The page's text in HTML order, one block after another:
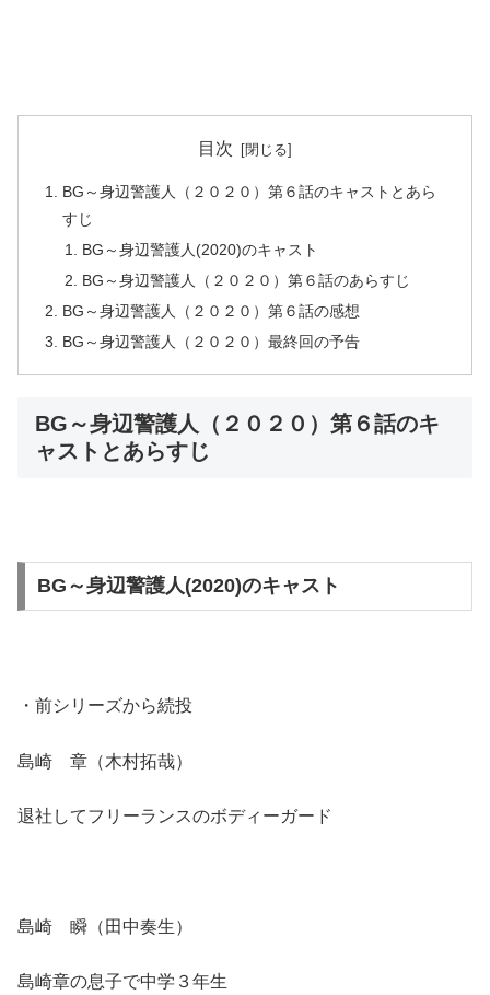
目次
BG～身辺警護人（２０２０）第６話のキャストとあら
すじ
BG～身辺警護人(2020)のキャスト
BG～身辺警護人（２０２０）第６話のあらすじ
BG～身辺警護人（２０２０）第６話の感想
BG～身辺警護人（２０２０）最終回の予告
BG～身辺警護人（２０２０）第６話のキ
ャストとあらすじ
BG～身辺警護人(2020)のキャスト
・前シリーズから続投
島崎 章（木村拓哉）
退社してフリーランスのボディーガード
島崎 瞬（田中奏生）
島崎章の息子で中学３年生